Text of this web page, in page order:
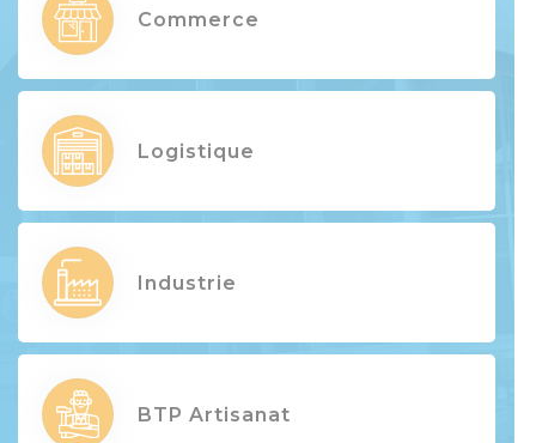
Commerce
Logistique
Industrie
BTP Artisanat